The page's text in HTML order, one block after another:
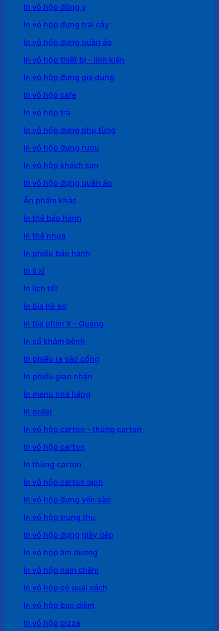
In vỏ hộp đông y
In vỏ hộp đựng trái cây
In vỏ hộp đựng quần áo
In vỏ hộp thiết bị - linh kiện
In vỏ hộp đựng gia dụng
In vỏ hộp cafe
In vỏ hôp trà
In vỏ hộp đựng phụ tùng
In vỏ hộp đựng rượu
In vỏ hộp khách sạn
In vỏ hộp đựng quần áo
Ấn phẩm khác
In thẻ bảo hành
In thẻ nhựa
In phiếu bảo hành
In lì xì
In lịch tết
In bìa hồ sơ
In bìa phim X - Quang
In sổ khám bệnh
In phiếu ra vào cổng
In phiếu giao nhận
In menu nhà hàng
In order
In vỏ hộp carton - thùng carton
In vỏ hộp carton
In thùng carton
In vỏ hộp carton lạnh
In vỏ hộp đựng yến sào
In vỏ hộp trung thu
In vỏ hộp đựng giày dép
In vỏ hộp âm dương
In vỏ hộp nam châm
In vỏ hộp có quai xách
In vỏ hộp bao diêm
In vỏ hộp pizza